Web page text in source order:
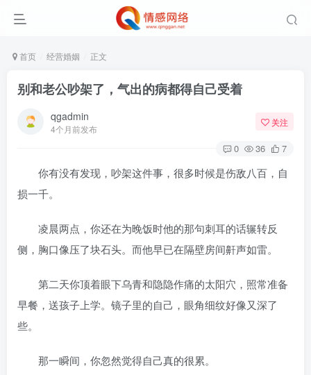
首页 经营婚姻 正文
别和老公吵架了，气出的病都得自己受着
qgadmin
4个月前发布
关注
0 36 7
你有没有发现，吵架这件事，很多时候是伤敌八百，自
损一千。
凌晨两点，你还在为晚饭时他的那句刺耳的话辗转反
侧，胸口像压了块石头。而他早已在隔壁房间鼾声如雷。
第二天你顶着眼下乌青和隐隐作痛的太阳穴，照常准备
早餐，送孩子上学。镜子里的自己，眼角细纹好像又深了
些。
那一瞬间，你忽然觉得自己真的很累。